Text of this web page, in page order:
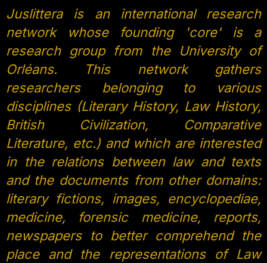
Juslittera is an international research
network whose founding 'core' is a
research group from the University of
Orléans. This network gathers
researchers belonging to various
disciplines (Literary History, Law History,
British Civilization, Comparative
Literature, etc.) and which are interested
in the relations between law and texts
and the documents from other domains:
literary fictions, images, encyclopediae,
medicine, forensic medicine, reports,
newspapers to better comprehend the
place and the representations of Law